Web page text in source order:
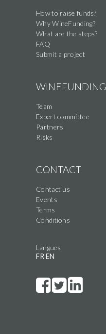
How to raise funds?
Why WineFunding?
What are the steps?
FAQ
Submit a project
WINEFUNDING
Team
Expert committee
Partners
Risks
CONTACT
Contact us
Events
Terms
Conditions
Langues
FR EN